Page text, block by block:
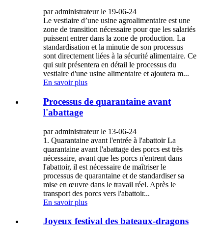
par administrateur le 19-06-24
Le vestiaire d’une usine agroalimentaire est une
zone de transition nécessaire pour que les salariés
puissent entrer dans la zone de production. La
standardisation et la minutie de son processus
sont directement liées à la sécurité alimentaire. Ce
qui suit présentera en détail le processus du
vestiaire d'une usine alimentaire et ajoutera m...
En savoir plus
Processus de quarantaine avant
l'abattage
par administrateur le 13-06-24
1. Quarantaine avant l'entrée à l'abattoir La
quarantaine avant l'abattage des porcs est très
nécessaire, avant que les porcs n'entrent dans
l'abattoir, il est nécessaire de maîtriser le
processus de quarantaine et de standardiser sa
mise en œuvre dans le travail réel. Après le
transport des porcs vers l'abattoir...
En savoir plus
Joyeux festival des bateaux-dragons